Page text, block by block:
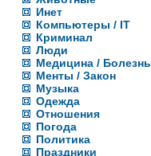
Инет
Компьютеры / IT
Криминал
Люди
Медицина / Болезнь
Менты / Закон
Музыка
Одежда
Отношения
Погода
Политика
Праздники